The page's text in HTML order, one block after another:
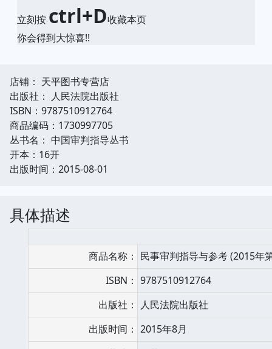
立刻按 ctrl+D收藏本页
你会得到大惊喜!!
店铺： 天平图书专营店
出版社： 人民法院出版社
ISBN：9787510912764
商品编码：1730997705
丛书名： 中国审判指导丛书
开本：16开
出版时间：2015-08-01
具体描述
商品名称： 民事审判指导与参考 (2015年
ISBN： 9787510912764
出版社：
人民法院出版社
出版时间： 2015年8月